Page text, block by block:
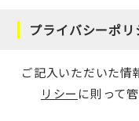
プライバシーポリ
ご記入いただいた情
リシー に則って